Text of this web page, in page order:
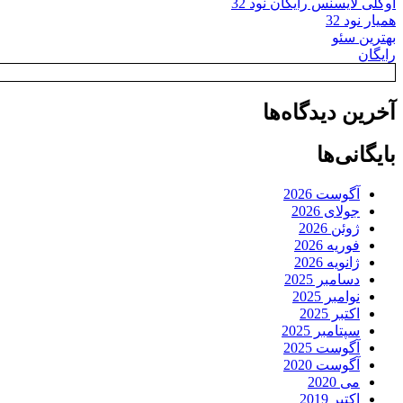
همیار نود 32
بهترین سئو
رایگان
آخرین دیدگاه‌ها
بایگانی‌ها
آگوست 2026
جولای 2026
ژوئن 2026
فوریه 2026
ژانویه 2026
دسامبر 2025
نوامبر 2025
اکتبر 2025
سپتامبر 2025
آگوست 2025
آگوست 2020
می 2020
اکتبر 2019